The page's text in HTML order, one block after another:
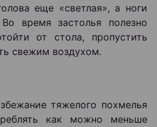
еще «светлая», а ноги
время застолья полезно
от стола, пропустить
свежим воздухом.
тяжелого похмелья
как можно меньше